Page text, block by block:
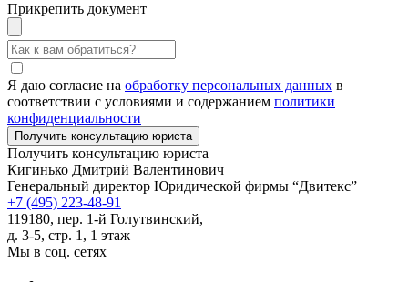
Прикрепить документ
Я даю согласие на обработку персональных данных в
соответствии с условиями и содержанием политики
конфиденциальности
Получить консультацию юриста
Кигинько Дмитрий Валентинович
Генеральный директор Юридической фирмы “Двитекс”
+7 (495) 223-48-91
119180, пер. 1-й Голутвинский,
д. 3-5, стр. 1, 1 этаж
Мы в соц. сетях